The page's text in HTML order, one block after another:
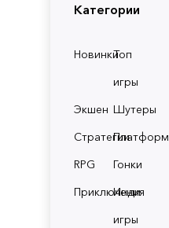
Категории
НовинкиТоп
игры
Экшен Шутеры
Стратегии
RPG
Гонки
Приключения
Инди
игры